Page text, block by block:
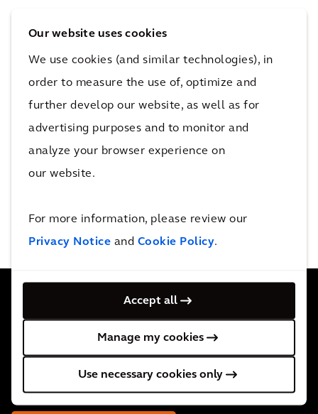
Our website uses cookies
We use cookies (and similar technologies), in
order to measure the use of, optimize and
further develop our website, as well as for
advertising purposes and to monitor and
analyze your browser experience on
our website.
For more information, please review our
Privacy Notice and Cookie Policy.
Accept all
Manage my cookies
Use necessary cookies only
All
0 events
Arcadis zatrudnia 34 tys. pracowników w ponad 30
krajach. Służymy klientom wsparciem wszędzie tam,